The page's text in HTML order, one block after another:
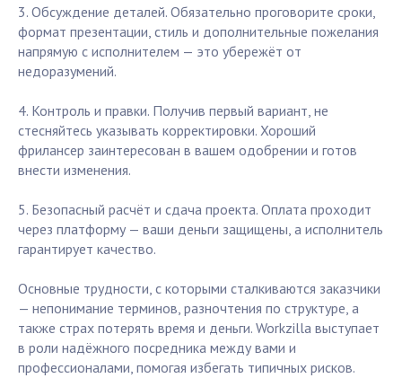
3. Обсуждение деталей. Обязательно проговорите сроки,
формат презентации, стиль и дополнительные пожелания
напрямую с исполнителем — это убережёт от
недоразумений.
4. Контроль и правки. Получив первый вариант, не
стесняйтесь указывать корректировки. Хороший
фрилансер заинтересован в вашем одобрении и готов
внести изменения.
5. Безопасный расчёт и сдача проекта. Оплата проходит
через платформу — ваши деньги защищены, а исполнитель
гарантирует качество.
Основные трудности, с которыми сталкиваются заказчики
— непонимание терминов, разночтения по структуре, а
также страх потерять время и деньги. Workzilla выступает
в роли надёжного посредника между вами и
профессионалами, помогая избегать типичных рисков.